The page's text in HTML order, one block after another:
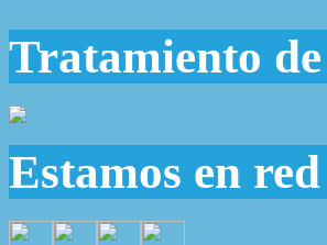
Tratamiento
Estamos en red